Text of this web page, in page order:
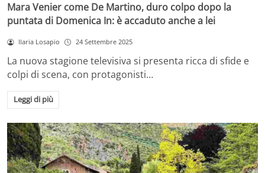
Mara Venier come De Martino, duro colpo dopo la
puntata di Domenica In: è accaduto anche a lei
Ilaria Losapio 24 Settembre 2025
La nuova stagione televisiva si presenta ricca di sfide e
colpi di scena, con protagonisti…
Leggi di più